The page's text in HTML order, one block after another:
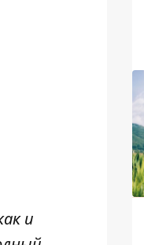
и